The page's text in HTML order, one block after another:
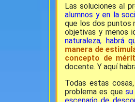
Las soluciones al
alumnos y en la
que los dos puntos
objetivas y menos
naturaleza, habrá
manera de
concepto de
docente. Y aquí
Todas estas
problema es que